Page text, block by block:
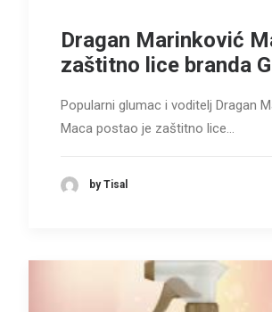
Dragan Marinković
zaštitno lice branda
Popularni glumac i voditelj Dragan
Maca postao je zaštitno lice…
by Tisal